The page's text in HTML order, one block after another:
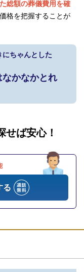
総額の葬儀費用を確
格を把握することが
ちゃんとした
なかなかとれ
せば安心！
る